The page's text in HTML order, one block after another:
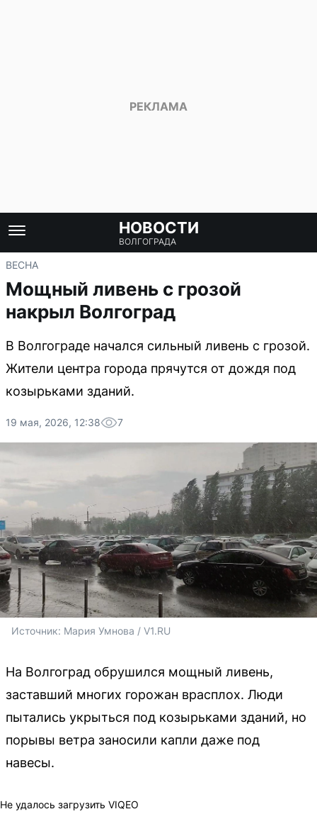
НОВОСТИ
ВОЛГОГРАДА
ВЕСНА
Мощный ливень с грозой
накрыл Волгоград
В Волгограде начался сильный ливень с грозой.
Жители центра города прячутся от дождя под
козырьками зданий.
19 мая, 2026, 12:38 7
Источник: Мария Умнова / V1.RU
На Волгоград обрушился мощный ливень,
заставший многих горожан врасплох. Люди
пытались укрыться под козырьками зданий, но
порывы ветра заносили капли даже под
навесы.
Не удалось загрузить VIQEO